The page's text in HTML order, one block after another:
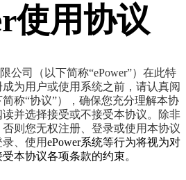
使用协议
司（以下简称“ePower”）在此特
为用户或使用系统之前，请认真阅
称“协议”），确保您充分理解本协
并选择接受或不接受本协议。除非
则您无权注册、登录或使用本协议
、使用ePower系统等行为将视为对
本协议各项条款的约束。